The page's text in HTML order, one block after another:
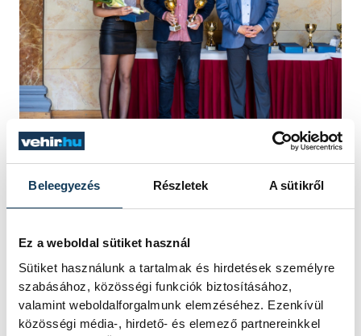
Beleegyezés Részletek A sütikről
Ez a weboldal sütiket használ
Sütiket használunk a tartalmak és hirdetések személyre
szabásához, közösségi funkciók biztosításához,
valamint weboldalforgalmunk elemzéséhez. Ezenkívül
közösségi média-, hirdető- és elemező partnereinkkel
A juniorok között a Sportolj Velünk SE
atlétája,Varga Gréta Barbara(edzője:
Tóthné Stupián Anikó) és klubtársa,
megyénk legjobbja.